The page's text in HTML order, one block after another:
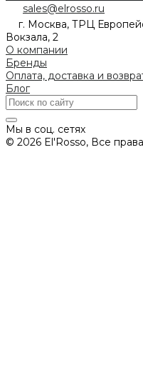
sales@elrosso.ru
г. Москва, ТРЦ
Вокзала, 2
О компании
Бренды
Оплата, доставка и
Блог
Мы в соц. сетях
© 2026 El'Rosso, Все